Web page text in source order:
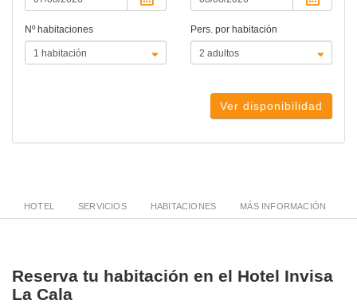
Nº habitaciones Pers. por habitación
Ver disponibilidad
HOTEL SERVICIOS HABITACIONES MÁS INFORMACIÓN
Reserva tu habitación en el Hotel Invisa
La Cala